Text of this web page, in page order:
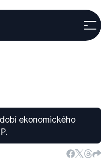
ekonomického